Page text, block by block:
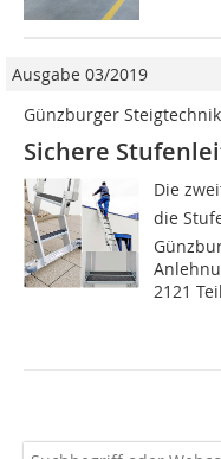
Ausgabe 03/2019
Günzburger Steigtechnik
Sichere
Die
die
2121